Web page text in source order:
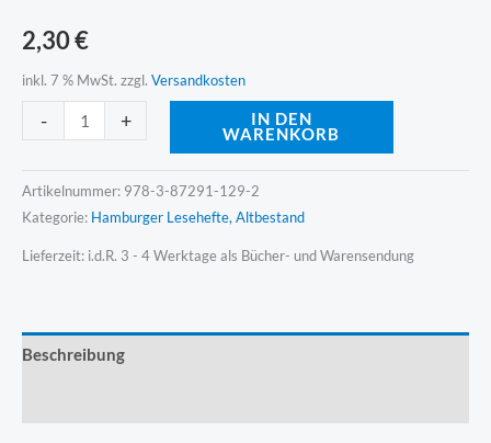
2,30€
inkl. 7 % MwSt. zzgl. Versandkosten
- +
IN DEN
WARENKORB
Artikelnummer: 978-3-87291-129-2
Kategorie: Hamburger Lesehefte, Altbestand
Lieferzeit: i.d.R. 3 - 4 Werktage als Bücher- und Warensendung
Beschreibung